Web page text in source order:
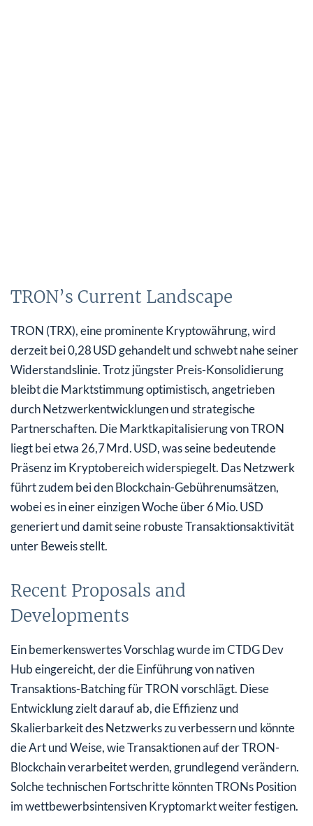
TRON’s Current Landscape
TRON (TRX), eine prominente Kryptowährung, wird
derzeit bei 0,28 USD gehandelt und schwebt nahe seiner
Widerstandslinie. Trotz jüngster Preis-Konsolidierung
bleibt die Marktstimmung optimistisch, angetrieben
durch Netzwerkentwicklungen und strategische
Partnerschaften. Die Marktkapitalisierung von TRON
liegt bei etwa 26,7 Mrd. USD, was seine bedeutende
Präsenz im Kryptobereich widerspiegelt. Das Netzwerk
führt zudem bei den Blockchain-Gebührenumsätzen,
wobei es in einer einzigen Woche über 6 Mio. USD
generiert und damit seine robuste Transaktionsaktivität
unter Beweis stellt.
Recent Proposals and
Developments
Ein bemerkenswertes Vorschlag wurde im CTDG Dev
Hub eingereicht, der die Einführung von nativen
Transaktions-Batching für TRON vorschlägt. Diese
Entwicklung zielt darauf ab, die Effizienz und
Skalierbarkeit des Netzwerks zu verbessern und könnte
die Art und Weise, wie Transaktionen auf der TRON-
Blockchain verarbeitet werden, grundlegend verändern.
Solche technischen Fortschritte könnten TRONs Position
im wettbewerbsintensiven Kryptomarkt weiter festigen.